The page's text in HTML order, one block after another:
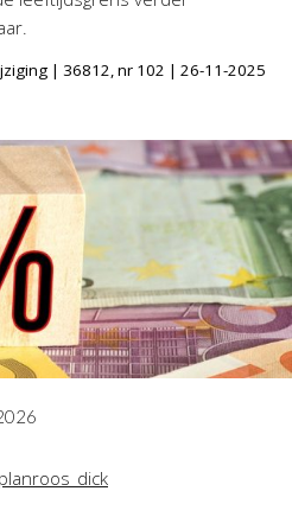
| 36812, nr 102 | 26-11-2025
roos_dick